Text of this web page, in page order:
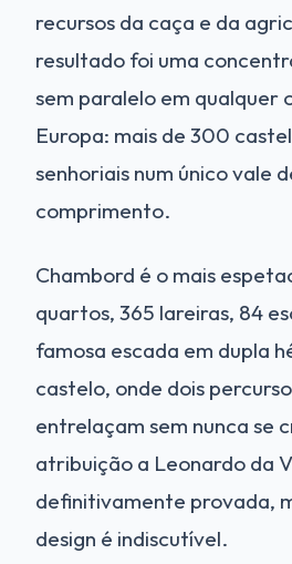
recursos da caça e da
resultado foi uma
sem paralelo em qualquer
Europa: mais de 300
senhoriais num único vale
comprimento.
Chambord é o mais
quartos, 365 lareiras, 84
famosa escada em dupla
castelo, onde dois
entrelaçam sem nunca se
atribuição a Leonardo da
definitivamente provada,
design é indiscutível.